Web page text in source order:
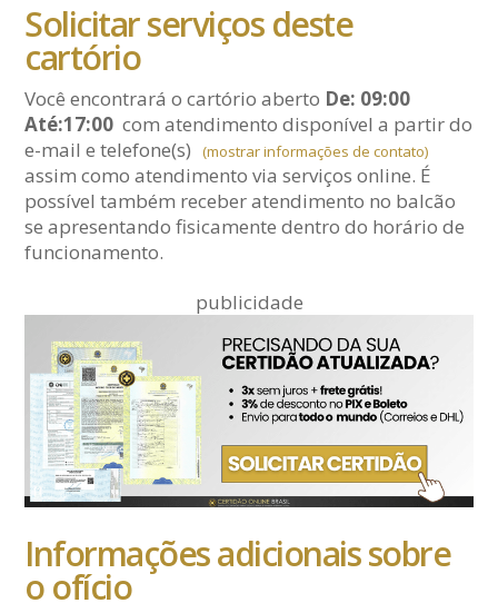
Solicitar serviços deste
cartório
Você encontrará o cartório aberto De: 09:00
Até:17:00 com atendimento disponível a partir do
e-maile telefone(s) (mostrar informações de contato)
assim como atendimento via serviços online. É
possível também receber atendimento no balcão
se apresentando fisicamente dentro do horário de
funcionamento.
publicidade
Informações adicionais sobre
o ofício